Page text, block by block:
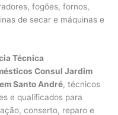
fogões, fornos,
de secar e máquinas e
Técnica
Consul Jardim
Santo André, técnicos
e qualificados para
conserto, reparo e